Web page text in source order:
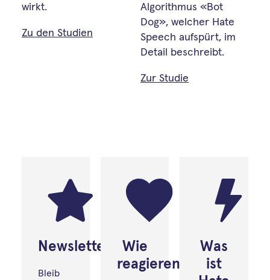
wirkt.
Zu den Studien
Algorithmus «Bot
Dog», welcher Hate
Speech aufspürt, im
Detail beschreibt.
Zur Studie
Newsletter
Bleib
Wie
reagieren?
Was
ist